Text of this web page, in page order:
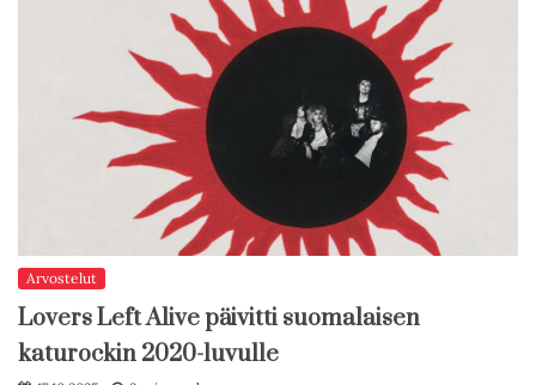
Arvostelut
Lovers Left Alive päivitti suomalaisen
katurockin 2020-luvulle